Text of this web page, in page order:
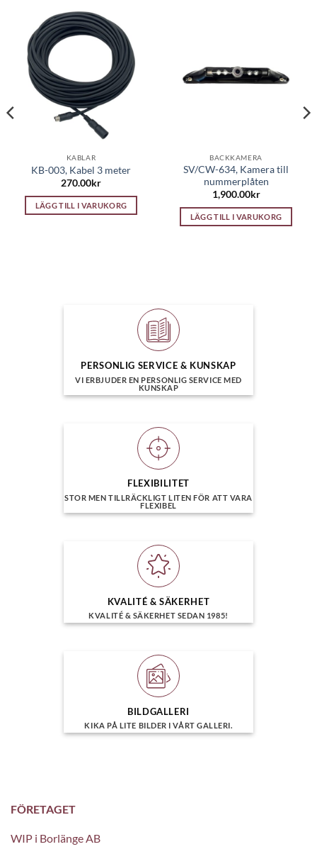
KABLAR
KB-003, Kabel 3 meter
270.00kr
LÄGG TILL I VARUKORG
BACKKAMERA
SV/CW-634, Kamera till
nummerplåten
1,900.00kr
LÄGG TILL I VARUKORG
PERSONLIG SERVICE & KUNSKAP
VI ERBJUDER EN PERSONLIG SERVICE MED
KUNSKAP
FLEXIBILITET
STOR MEN TILLRÄCKLIGT LITEN FÖR ATT VARA
FLEXIBEL
KVALITÉ & SÄKERHET
KVALITÉ & SÄKERHET SEDAN 1985!
BILDGALLERI
KIKA PÅ LITE BILDER I VÅRT GALLERI.
FÖRETAGET
WIP i Borlänge AB